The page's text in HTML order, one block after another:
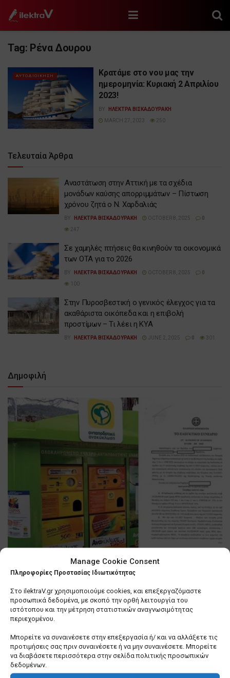
Manage Cookie Consent
Πληροφορίες Προστασίας Ιδιωτικότητας
Στο ilektraV.gr χρησιμοποιούμε cookies, και επεξεργαζόμαστε
προσωπικά δεδομένα, με σκοπό την ορθή λειτουργία του
ιστότοπου και την μέτρηση στατιστικών αναγνωσιμότητας
περιεχομένου.
Μπορείτε να συναινέσετε στην επεξεργασία ή/ και να αλλάξετε τις
προτιμήσεις σας πριν συναινέσετε ή να μην συναινέσετε. Μπορείτε
να διαβάσετε περισσότερα στην σελίδα πολιτικής προσωπικών
δεδομένων.
Tag: Ρένα Δουρου
ΑΥΤΟΔΙΟΙΚΗΣΗ
Κρατάμε στο νου μας την
ημερομηνία: Κυριακή 2 Απριλίου
2023!
BY
ΗΛΕΚΤΡΑ ΒΙΣΚΑΔΟΥΡΑΚΗ
MARCH 27, 2023
250
Τελευταία Άρθρα
Αναστάτωση στην Αττική με τα σχέδια
μονάδων καύσης απορριμμάτων – Πίστωση
χρόνου ζητά ο Ν. Χαρδαλιάς
BY ΗΛΕΚΤΡΑ ΒΙΣΚΑΔΟΥΡΑΚΗ OCTOBER 8, 2025
247
Σε χαμηλές πτήσεις θα κινηθούν τα οικονομικά
των ΟΤΑ για το 2026
BY ΗΛΕΚΤΡΑ ΒΙΣΚΑΔΟΥΡΑΚΗ OCTOBER 8, 2025
100
Στην Πυροσβεστική ο γενικός έλεγχος για τα
ακαθάριστα οικόπεδα και η επιβολή
προστίμων – Τι λέει η ΚΥΑ
BY ΗΛΕΚΤΡΑ ΒΙΣΚΑΔΟΥΡΑΚΗ JUNE 2, 2025 301
Δημοφιλή
Θεσσαλονίκη: Βιασύνη του
δημάρχου, Κ. Ζέρβα να τακτοποιήσει
… τα «σπιτάκια ανακύκλωσης»
0 SHARES
Λίγα πράγματα που δεν γνωρίζετε για εμένα
0 SHARES
Σε τέλμα οι Υπηρεσίες Δόμησης των Δήμων –